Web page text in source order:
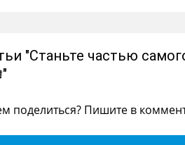
"Станьте частью
поделиться? Пишите в